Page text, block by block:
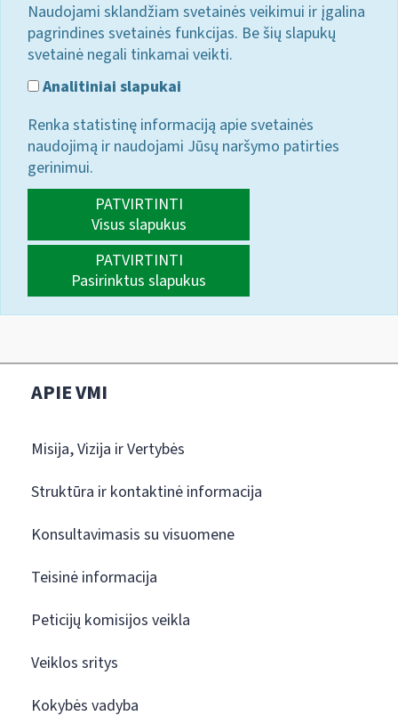
Naudojami sklandžiam svetainės veikimui ir įgalina
pagrindines svetainės funkcijas. Be šių slapukų
svetainė negali tinkamai veikti.
Analitiniai slapukai
Renka statistinę informaciją apie svetainės
naudojimą ir naudojami Jūsų naršymo patirties
gerinimui.
PATVIRTINTI
Visus slapukus
PATVIRTINTI
Pasirinktus slapukus
APIE VMI
Misija, Vizija ir Vertybės
Struktūra ir kontaktinė informacija
Konsultavimasis su visuomene
Teisinė informacija
Peticijų komisijos veikla
Veiklos sritys
Kokybės vadyba